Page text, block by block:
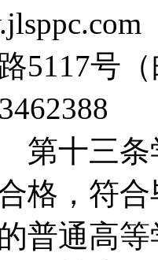
5117号
十三条
格，符
普通高